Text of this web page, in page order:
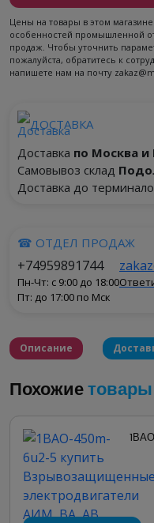
Цены на товары в этом
особенностей промышленной
продаж. Чтобы уточнить
пожалуйста, обратитесь к
напишете нам на почту
ДОСТАВКА
Доставка по Москва и
Самовывоз склад
Доставка до
☎ ОТДЕЛ ПРОДАЖ
+74959891744
Пн-Чт: с 9:00 до 18:00
Пт: до 17:00 по Мск
Описание
Взрывозащищенные
электродвигатели
Похожиетовары